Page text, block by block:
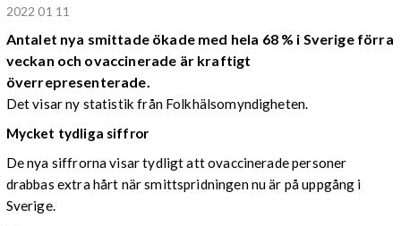
2022 01 11
Antalet nya smittade ökade med hela 68 % i Sverige förra
veckan och ovaccinerade är kraftigt
överrepresenterade.
Det visar ny statistik från Folkhälsomyndigheten.
Mycket tydliga siffror
De nya siffrorna visar tydligt att ovaccinerade personer
drabbas extra hårt när smittspridningen nu är på uppgång i
Sverige.